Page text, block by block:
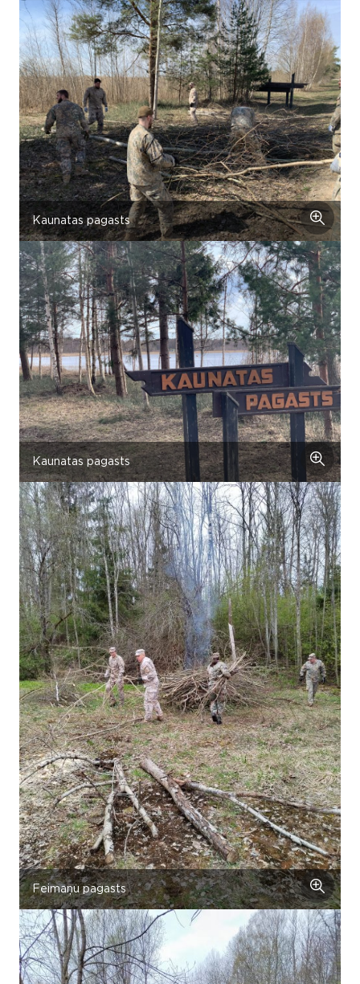
Kaunatas pagasts
Kaunatas pagasts
Feimaņu pagasts